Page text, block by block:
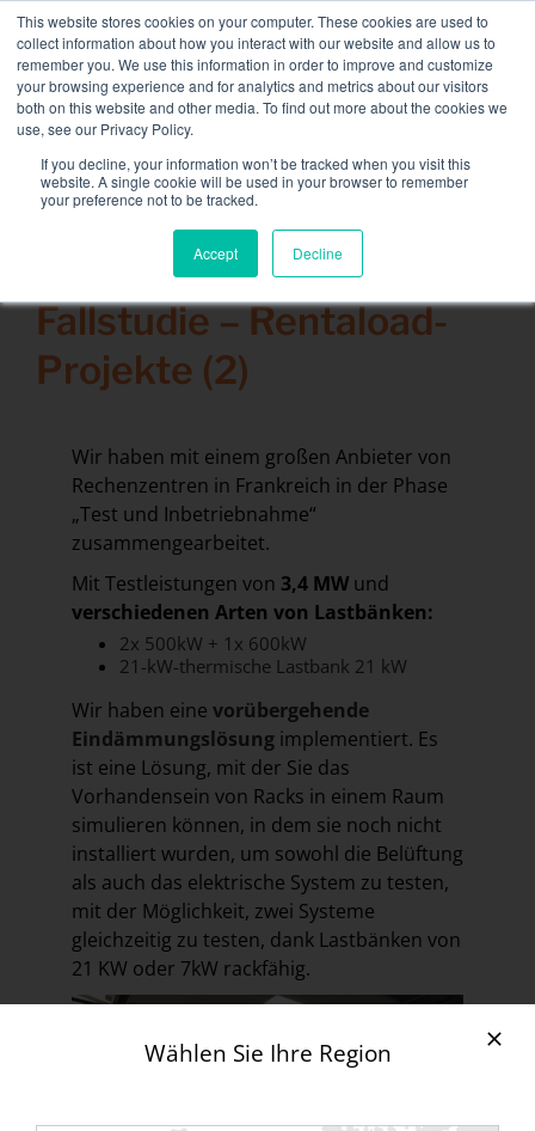
This website stores cookies on your computer. These cookies are used to
collect information about how you interact with our website and allow us to
remember you. We use this information in order to improve and customize
your browsing experience and for analytics and metrics about our visitors
both on this website and other media. To find out more about the cookies we
use, see our Privacy Policy.
If you decline, your information won’t be tracked when you visit this
website. A single cookie will be used in your browser to remember
your preference not to be tracked.
Accept Decline
content
NEUE FLOTTE: 3,5 MW / MVA-Ladebänke verfügbar,
weitere Informationen finden Sie hier.
KONTAKT
Toggle
Dienstleistungen
Sektoren und Lösungen
Das Unternehmen
Ressourcen
Kalender
Search
for:
Fallstudie – Rentaload-
Projekte (2)
Wir haben mit einem großen Anbieter von
Rechenzentren in Frankreich in der Phase
„Test und Inbetriebnahme“
zusammengearbeitet.
Mit Testleistungen von 3,4 MWund
verschiedenen Arten von Lastbänken:
2x 500kW + 1x 600kW
21-kW-thermische Lastbank 21 kW
Wir haben eine vorübergehende
Eindämmungslösungimplementiert. Es
ist eine Lösung, mit der Sie das
Vorhandensein von Racks in einem Raum
simulieren können, in dem sie noch nicht
installiert wurden, um sowohl die Belüftung
als auch das elektrische System zu testen,
mit der Möglichkeit, zwei Systeme
gleichzeitig zu testen, dank Lastbänken von
21 KW oder 7kW rackfähig.
Wählen Sie Ihre Region